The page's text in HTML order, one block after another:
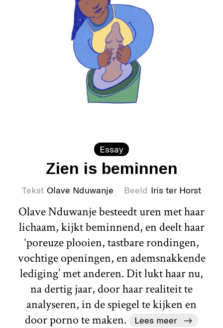
Essay
Zien is beminnen
Tekst Olave Nduwanje Beeld Iris ter Horst
Olave Nduwanje besteedt uren met haar
lichaam, kijkt beminnend, en deelt haar
‘poreuze plooien, tastbare rondingen,
vochtige openingen, en ademsnakkende
lediging’ met anderen. Dit lukt haar nu,
na dertig jaar, door haar realiteit te
analyseren, in de spiegel te kijken en
door porno te maken.
Lees meer